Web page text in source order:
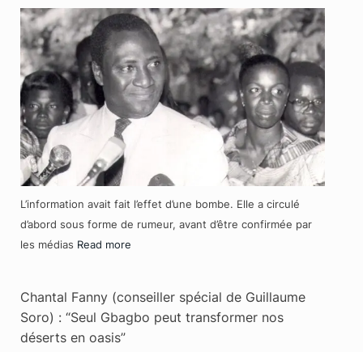
L’information avait fait l’effet d’une bombe. Elle a circulé
d’abord sous forme de rumeur, avant d’être confirmée par
les médias Read more
Chantal Fanny (conseiller spécial de Guillaume
Soro) : “Seul Gbagbo peut transformer nos
déserts en oasis”